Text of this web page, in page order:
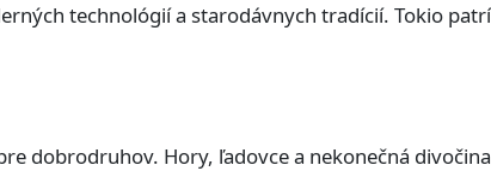
technológií a starodávnych tradícií. Tokio
dobrodruhov. Hory, ľadovce a nekonečná